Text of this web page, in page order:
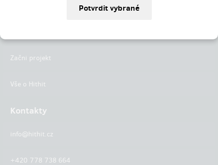
Začni projekt
Vše o Hithit
Kontakty
info@hithit.cz
+420 778 738 664